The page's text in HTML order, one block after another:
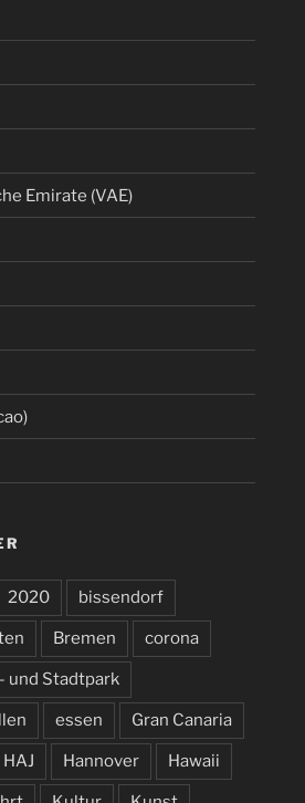
Emirate (VAE)
2020 bissendorf
Bremen corona
und Stadtpark
essen Gran Canaria
HAJ Hannover Hawaii